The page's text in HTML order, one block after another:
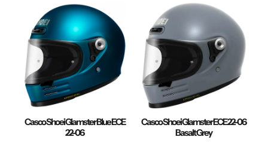
Casco Shoei Glamster Blue ECE
22-06
Casco Shoei Glamster ECE 22-06
Basalt Grey